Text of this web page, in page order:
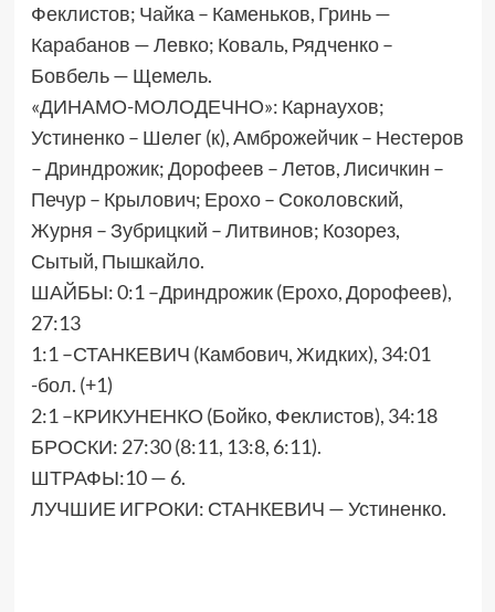
Феклистов; Чайка – Каменьков, Гринь —
Карабанов — Левко; Коваль, Рядченко –
Бовбель — Щемель.
«ДИНАМО-МОЛОДЕЧНО»: Карнаухов;
Устиненко – Шелег (к), Амброжейчик – Нестеров
– Дриндрожик; Дорофеев – Летов, Лисичкин –
Печур – Крылович; Ерохо – Соколовский,
Журня – Зубрицкий – Литвинов; Козорез,
Сытый, Пышкайло.
ШАЙБЫ: 0:1 –Дриндрожик (Ерохо, Дорофеев),
27:13
1:1 –СТАНКЕВИЧ (Камбович, Жидких), 34:01
-бол. (+1)
2:1 –КРИКУНЕНКО (Бойко, Феклистов), 34:18
БРОСКИ: 27:30 (8:11, 13:8, 6:11).
ШТРАФЫ:10 — 6.
ЛУЧШИЕ ИГРОКИ: СТАНКЕВИЧ — Устиненко.